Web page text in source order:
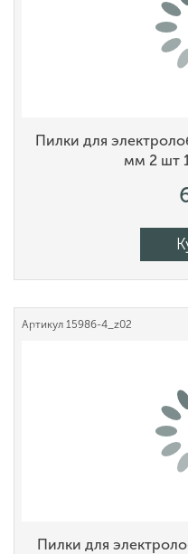
Пилки для
мм 2 шт
Артикул 15986-4_z02
Пилки для